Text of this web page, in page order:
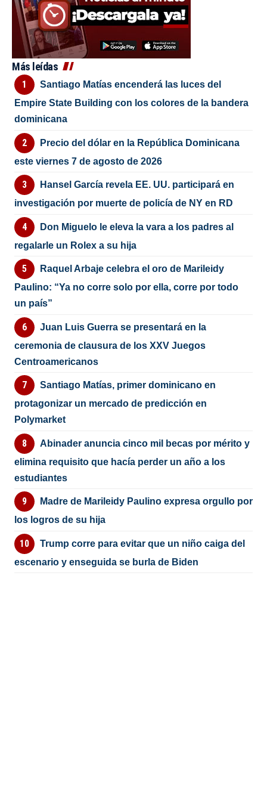
Más leídas
Santiago Matías encenderá las luces del
Empire State Building con los colores de la bandera
dominicana
Precio del dólar en la República Dominicana
este viernes 7 de agosto de 2026
Hansel García revela EE. UU. participará en
investigación por muerte de policía de NY en RD
Don Miguelo le eleva la vara a los padres al
regalarle un Rolex a su hija
Raquel Arbaje celebra el oro de Marileidy
Paulino: “Ya no corre solo por ella, corre por todo
un país”
Juan Luis Guerra se presentará en la
ceremonia de clausura de los XXV Juegos
Centroamericanos
Santiago Matías, primer dominicano en
protagonizar un mercado de predicción en
Polymarket
Abinader anuncia cinco mil becas por mérito y
elimina requisito que hacía perder un año a los
estudiantes
Madre de Marileidy Paulino expresa orgullo por
los logros de su hija
Trump corre para evitar que un niño caiga del
escenario y enseguida se burla de Biden